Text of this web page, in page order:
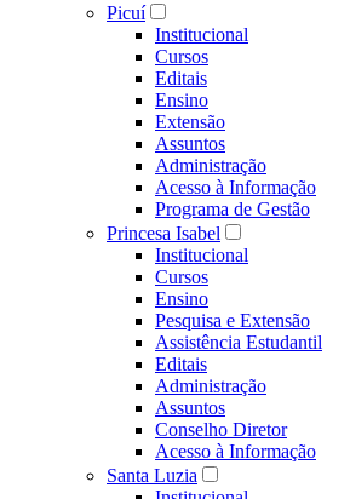
Picuí
Institucional
Cursos
Editais
Ensino
Extensão
Assuntos
Administração
Acesso à Informação
Programa de Gestão
Princesa Isabel
Institucional
Cursos
Ensino
Pesquisa e Extensão
Assistência Estudantil
Editais
Administração
Assuntos
Conselho Diretor
Acesso à Informação
Santa Luzia